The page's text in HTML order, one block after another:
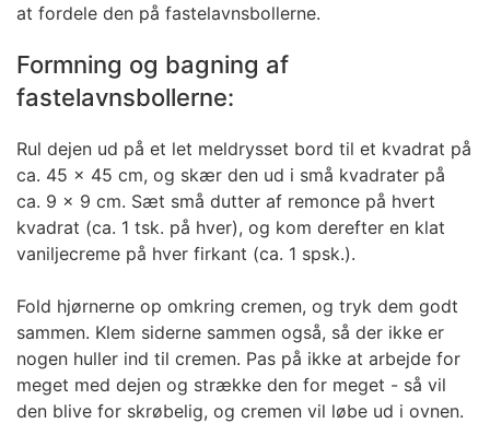
at fordele den på fastelavnsbollerne.
Formning og bagning af
fastelavnsbollerne:
Rul dejen ud på et let meldrysset bord til et kvadrat på
ca. 45 x 45 cm, og skær den ud i små kvadrater på
ca. 9 x 9 cm. Sæt små dutter af remonce på hvert
kvadrat (ca. 1 tsk. på hver), og kom derefter en klat
vaniljecreme på hver firkant (ca. 1 spsk.).
Fold hjørnerne op omkring cremen, og tryk dem godt
sammen. Klem siderne sammen også, så der ikke er
nogen huller ind til cremen. Pas på ikke at arbejde for
meget med dejen og strække den for meget - så vil
den blive for skrøbelig, og cremen vil løbe ud i ovnen.